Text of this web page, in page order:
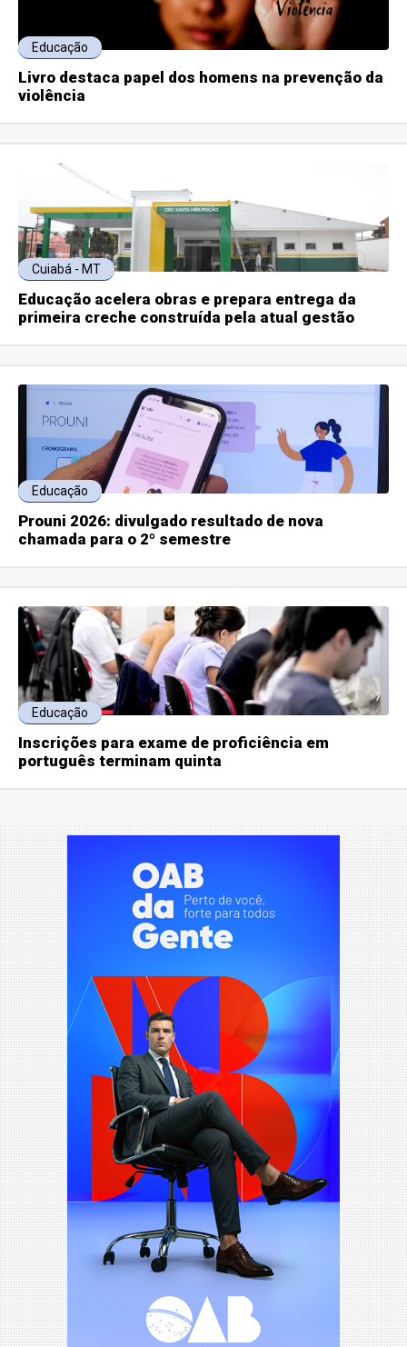
Educação
Livro destaca papel dos homens na prevenção da
violência
Cuiabá - MT
Educação acelera obras e prepara entrega da
primeira creche construída pela atual gestão
Educação
Prouni 2026: divulgado resultado de nova
chamada para o 2º semestre
Educação
Inscrições para exame de proficiência em
português terminam quinta